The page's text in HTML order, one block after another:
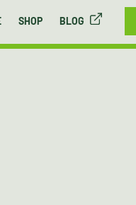
SHOP BLOG